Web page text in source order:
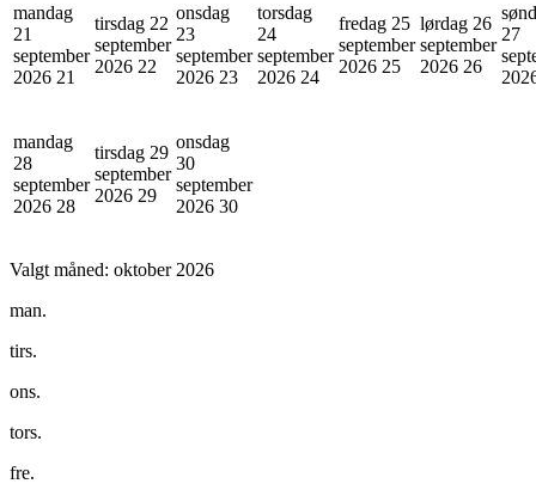
mandag
21
september
2026 21
tirsdag 22
september
2026 22
onsdag
23
september
2026 23
torsdag
24
september
2026 24
fredag 25
september
2026 25
lørdag 26
september
2026 26
27
mandag
28
september
2026 28
tirsdag 29
september
2026 29
onsdag
30
september
2026 30
Valgt måned: oktober 2026
man.
tirs.
ons.
tors.
fre.